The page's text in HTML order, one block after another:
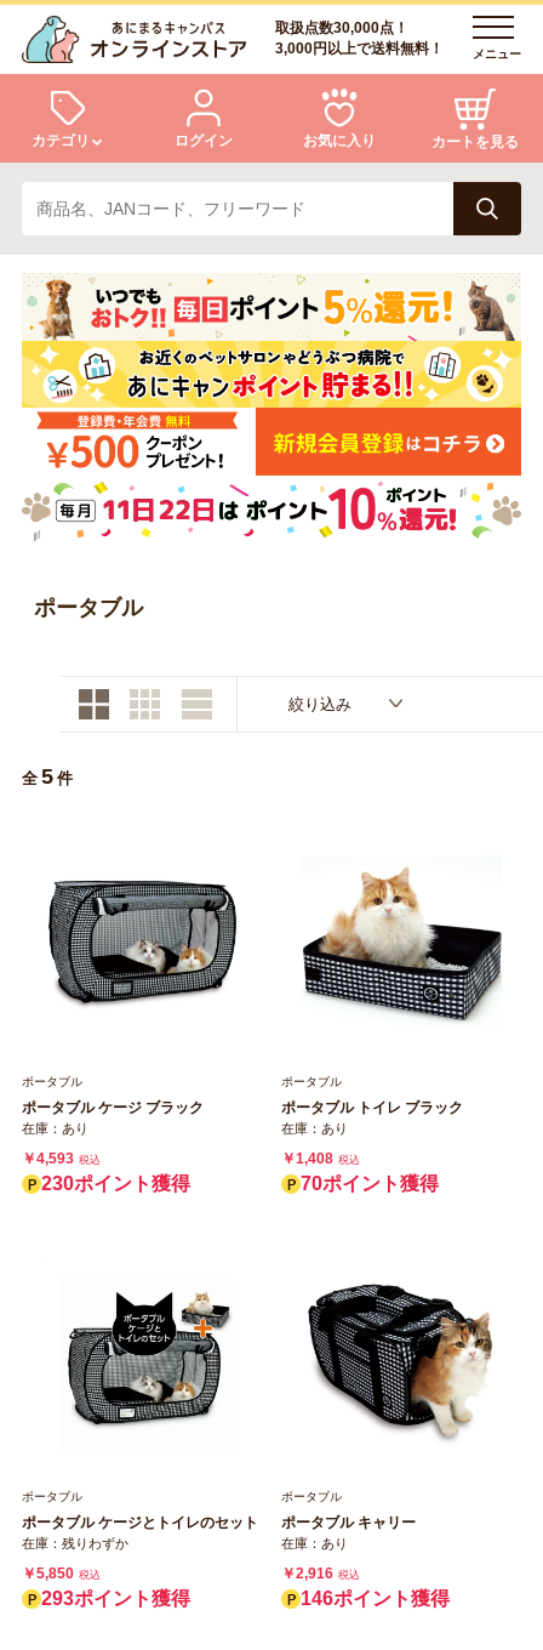
取扱点数30,000点！
3,000円以上で送料無料！
メニュー
カテゴリ
犬 猫
小動物・鳥 アクア・爬虫類・昆虫
ドッグフード キャットフード
美容・ケア用品 服・おさんぽ用品
日用品（デイリー）
トリマーグッズ
ログイン お気に入り カートを見る
ログイン
会員登録
あにまるキャンパスについて
アフターサービス
商品リクエスト
お問い合わせ
ポータブル
絞り込み
全 5 件
ポータブル
ポータブル ケージ ブラック
在庫：あり
￥4,593 税込
230ポイント獲得
ポータブル
ポータブル トイレ ブラック
在庫：あり
￥1,408 税込
70ポイント獲得
ポータブル
ポータブル ケージとトイレのセット
在庫：残りわずか
￥5,850 税込
293ポイント獲得
ポータブル
ポータブル キャリー
在庫：あり
￥2,916 税込
146ポイント獲得